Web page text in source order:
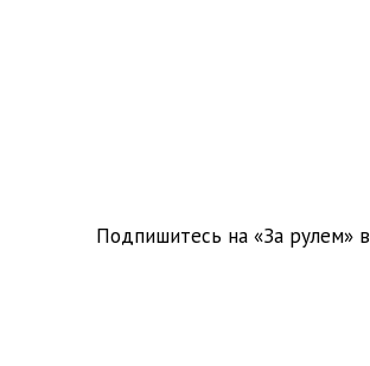
Подпишитесь на «За рулем» в